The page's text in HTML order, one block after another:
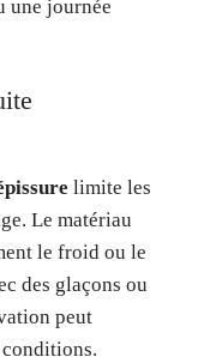
une journée
limite les
Le matériau
le froid ou le
des glaçons ou
peut